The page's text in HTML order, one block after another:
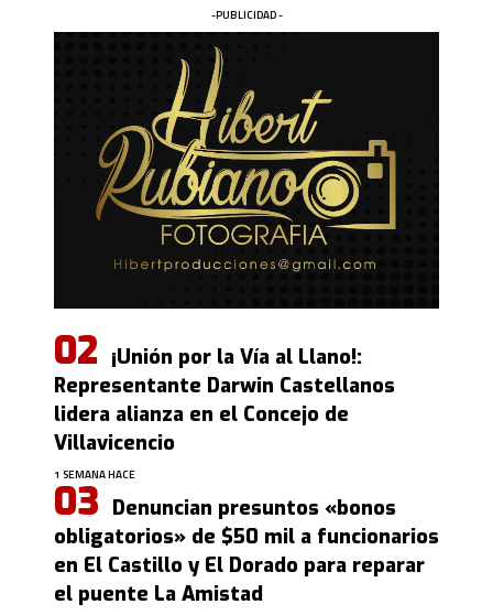
-PUBLICIDAD -
¡Unión por la Vía al Llano!:
Representante Darwin Castellanos
lidera alianza en el Concejo de
Villavicencio
1 SEMANA HACE
Denuncian presuntos «bonos
obligatorios» de $50 mil a funcionarios
en El Castillo y El Dorado para reparar
el puente La Amistad